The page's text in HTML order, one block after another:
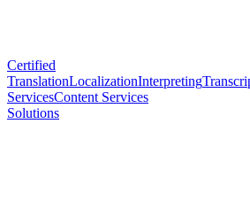
Certified
TranslationLocalizationInterpreting
ServicesContent Services
Solutions